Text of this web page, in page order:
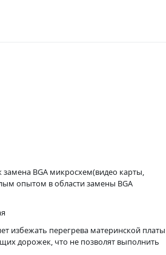
BGA микросхем(видео карты,
опытом в области замены BGA
избежать перегрева материнской платы
дорожек, что не позволят выполнить